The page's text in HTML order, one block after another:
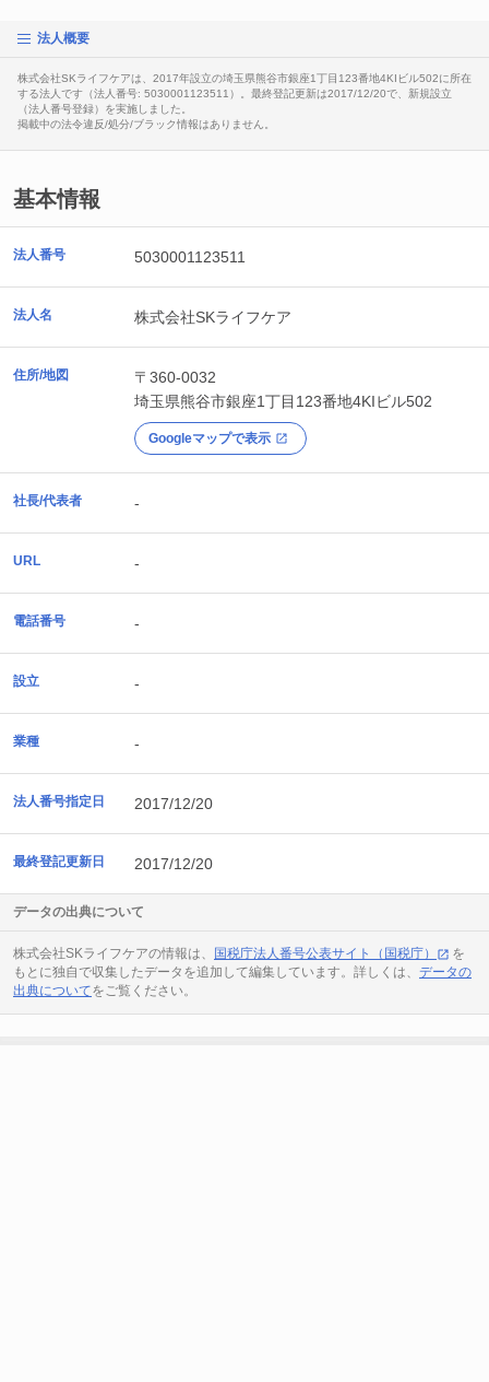
法人概要
株式会社SKライフケアは、2017年設立の埼玉県熊谷市銀座1丁目123番地4KIビル502に所在
する法人です（法人番号: 5030001123511）。最終登記更新は2017/12/20で、新規設立
（法人番号登録）を実施しました。
掲載中の法令違反/処分/ブラック情報はありません。
基本情報
法人番号 5030001123511
法人名 株式会社SKライフケア
住所/地図
〒360-0032
埼玉県熊谷市銀座1丁目123番地4KIビル502
Googleマップで表示
社長/代表者 -
URL -
電話番号 -
設立 -
業種 -
法人番号指定日 2017/12/20
最終登記更新日 2017/12/20
データの出典について
株式会社SKライフケアの情報は、 国税庁法人番号公表サイト（国税庁）
を
もとに独自で収集したデータを追加して編集しています。詳しくは、 データの
出典についてをご覧ください。